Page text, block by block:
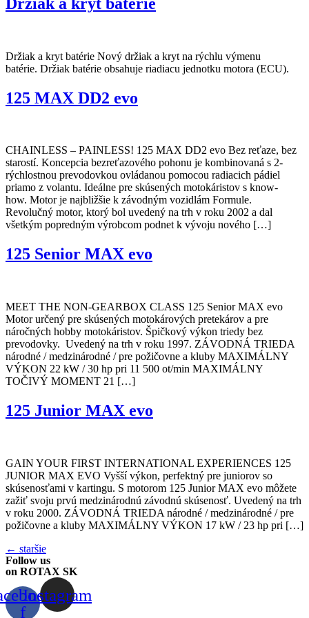
Držiak a kryt batérie Nový držiak a kryt na rýchlu výmenu
batérie. Držiak batérie obsahuje riadiacu jednotku motora (ECU).
125 MAX DD2 evo
CHAINLESS – PAINLESS! 125 MAX DD2 evo Bez reťaze, bez
starostí. Koncepcia bezreťazového pohonu je kombinovaná s 2-
rýchlostnou prevodovkou ovládanou pomocou radiacich pádiel
priamo z volantu. Ideálne pre skúsených motokáristov s know-
how. Motor je najbližšie k závodným vozidlám Formule.
Revolučný motor, ktorý bol uvedený na trh v roku 2002 a dal
všetkým popredným výrobcom podnet k vývoju nového […]
125 Senior MAX evo
MEET THE NON-GEARBOX CLASS 125 Senior MAX evo
Motor určený pre skúsených motokárových pretekárov a pre
náročných hobby motokáristov. Špičkový výkon triedy bez
prevodovky. Uvedený na trh v roku 1997. ZÁVODNÁ TRIEDA
národné / medzinárodné / pre požičovne a kluby MAXIMÁLNY
VÝKON 22 kW / 30 hp pri 11 500 ot/min MAXIMÁLNY
TOČIVÝ MOMENT 21 […]
125 Junior MAX evo
GAIN YOUR FIRST INTERNATIONAL EXPERIENCES 125
JUNIOR MAX EVO Vyšší výkon, perfektný pre juniorov so
skúsenosťami v kartingu. S motorom 125 Junior MAX evo môžete
zažiť svoju prvú medzinárodnú závodnú skúsenosť. Uvedený na trh
v roku 2000. ZÁVODNÁ TRIEDA národné / medzinárodné / pre
požičovne a kluby MAXIMÁLNY VÝKON 17 kW / 23 hp pri […]
← staršie
Follow us
on ROTAX SK
f
Instagram